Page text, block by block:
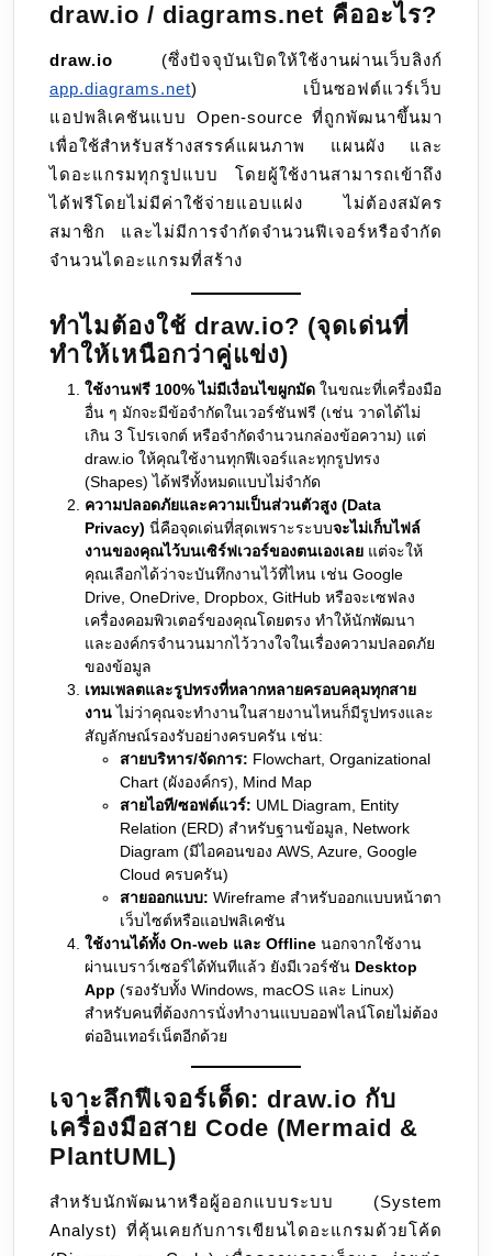
draw.io / diagrams.net คืออะไร?
draw.io (ซึ่งปัจจุบันเปิดให้ใช้งานผ่านเว็บลิงก์
app.diagrams.net) เป็นซอฟต์แวร์เว็บ
แอปพลิเคชันแบบ Open-source ที่ถูกพัฒนาขึ้นมา
เพื่อใช้สำหรับสร้างสรรค์แผนภาพ แผนผัง และ
ไดอะแกรมทุกรูปแบบ โดยผู้ใช้งานสามารถเข้าถึง
ได้ฟรีโดยไม่มีค่าใช้จ่ายแอบแฝง ไม่ต้องสมัคร
สมาชิก และไม่มีการจำกัดจำนวนฟีเจอร์หรือจำกัด
จำนวนไดอะแกรมที่สร้าง
ทำไมต้องใช้ draw.io? (จุดเด่นที่
ทำให้เหนือกว่าคู่แข่ง)
ใช้งานฟรี 100% ไม่มีเงื่อนไขผูกมัด ในขณะที่เครื่องมือ
อื่น ๆ มักจะมีข้อจำกัดในเวอร์ชันฟรี (เช่น วาดได้ไม่
เกิน 3 โปรเจกต์ หรือจำกัดจำนวนกล่องข้อความ) แต่
draw.io ให้คุณใช้งานทุกฟีเจอร์และทุกรูปทรง
(Shapes) ได้ฟรีทั้งหมดแบบไม่จำกัด
ความปลอดภัยและความเป็นส่วนตัวสูง (Data
Privacy) นี่คือจุดเด่นที่สุดเพราะระบบจะไม่เก็บไฟล์
งานของคุณไว้บนเซิร์ฟเวอร์ของตนเองเลย แต่จะให้
คุณเลือกได้ว่าจะบันทึกงานไว้ที่ไหน เช่น Google
Drive, OneDrive, Dropbox, GitHub หรือจะเซฟลง
เครื่องคอมพิวเตอร์ของคุณโดยตรง ทำให้นักพัฒนา
และองค์กรจำนวนมากไว้วางใจในเรื่องความปลอดภัย
ของข้อมูล
เทมเพลตและรูปทรงที่หลากหลายครอบคลุมทุกสาย
งานไม่ว่าคุณจะทำงานในสายงานไหนก็มีรูปทรงและ
สัญลักษณ์รองรับอย่างครบครัน เช่น:
สายบริหาร/จัดการ: Flowchart, Organizational
Chart (ผังองค์กร), Mind Map
สายไอที/ซอฟต์แวร์: UML Diagram, Entity
Relation (ERD) สำหรับฐานข้อมูล, Network
Diagram (มีไอคอนของ AWS, Azure, Google
Cloud ครบครัน)
สายออกแบบ: Wireframe สำหรับออกแบบหน้าตา
เว็บไซต์หรือแอปพลิเคชัน
ใช้งานได้ทั้ง On-web และ Offline นอกจากใช้งาน
ผ่านเบราว์เซอร์ได้ทันทีแล้ว ยังมีเวอร์ชัน Desktop
App (รองรับทั้ง Windows, macOS และ Linux)
สำหรับคนที่ต้องการนั่งทำงานแบบออฟไลน์โดยไม่ต้อง
ต่ออินเทอร์เน็ตอีกด้วย
เจาะลึกฟีเจอร์เด็ด: draw.io กับ
เครื่องมือสาย Code (Mermaid &
PlantUML)
สำหรับนักพัฒนาหรือผู้ออกแบบระบบ (System
Analyst) ที่คุ้นเคยกับการเขียนไดอะแกรมด้วยโค้ด